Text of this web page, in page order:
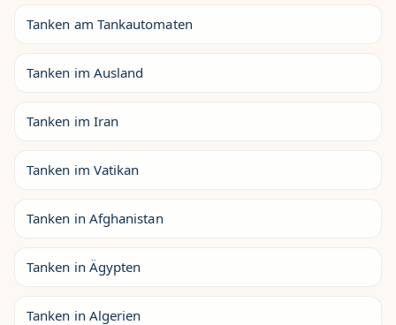
Tanken am Tankautomaten
Tanken im Ausland
Tanken im Iran
Tanken im Vatikan
Tanken in Afghanistan
Tanken in Ägypten
Tanken in Algerien